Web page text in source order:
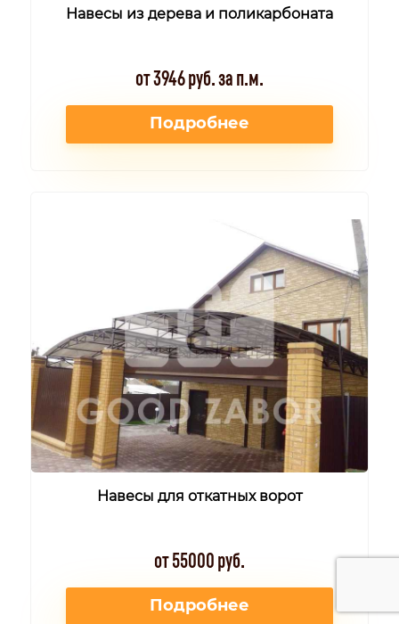
Навесы из дерева и поликарбоната
от 3946 руб. за п.м.
Подробнее
Навесы для откатных ворот
от 55000 руб.
Подробнее